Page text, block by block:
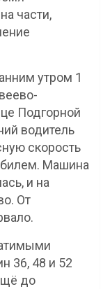
части,
утром 1
Подгорной
водитель
скорость
Машина
и на
От
36, 48 и 52
до